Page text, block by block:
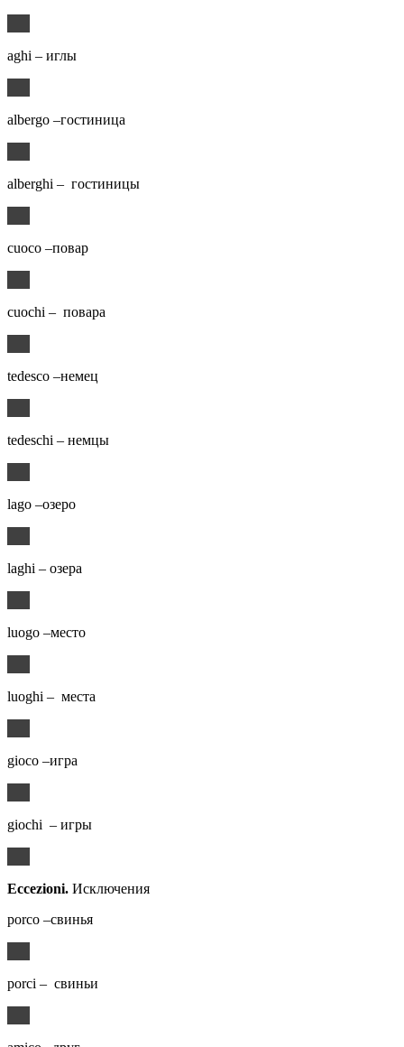
aghi – иглы
albergo –гостиница
alberghi – гостиницы
cuoco –повар
cuochi – повара
tedesco –немец
tedeschi – немцы
lago –озеро
laghi – озера
luogo –место
luoghi – места
gioco –игра
giochi – игры
Eccezioni. Исключения
porco –свинья
porci – свиньи